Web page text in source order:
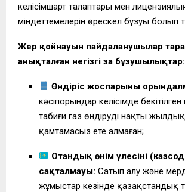
келісімшарт талаптары мен
міндеттемелерін өрескел бұзуы болып
Жер қойнауын пайдаланушылар
анықталған негізгі заң бұзушылықтар:
Өндіріс жоспарының
кәсіпорындар келісімде
табиғи газ өндірудің нақты
қамтамасыз ете алмаған;
Отандық өнім үлесінің
сақталмауы: Сатып алу және
жұмыстар кезінде қазақстандық